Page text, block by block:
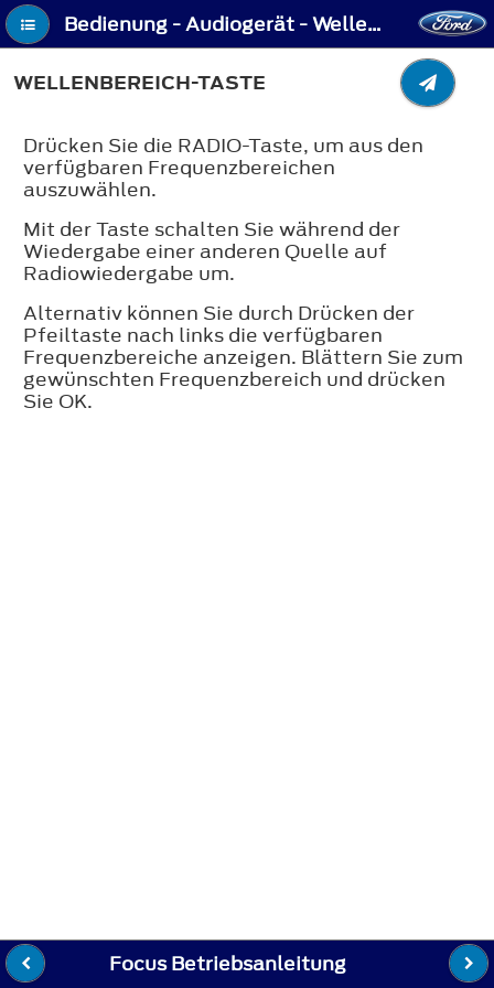
Bedienung - Audiogerät - Wellenbereich-Taste
WELLENBEREICH-TASTE
Drücken Sie die RADIO-Taste, um aus den
verfügbaren Frequenzbereichen
auszuwählen.
Mit der Taste schalten Sie während der
Wiedergabe einer anderen Quelle auf
Radiowiedergabe um.
Alternativ können Sie durch Drücken der
Pfeiltaste nach links die verfügbaren
Frequenzbereiche anzeigen. Blättern Sie zum
gewünschten Frequenzbereich und drücken
Sie OK.
Focus Betriebsanleitung